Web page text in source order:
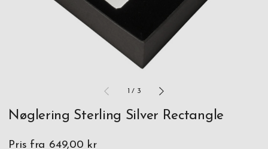
1 / 3
Nøglering Sterling Silver Rectangle
Pris fra 649,00 kr